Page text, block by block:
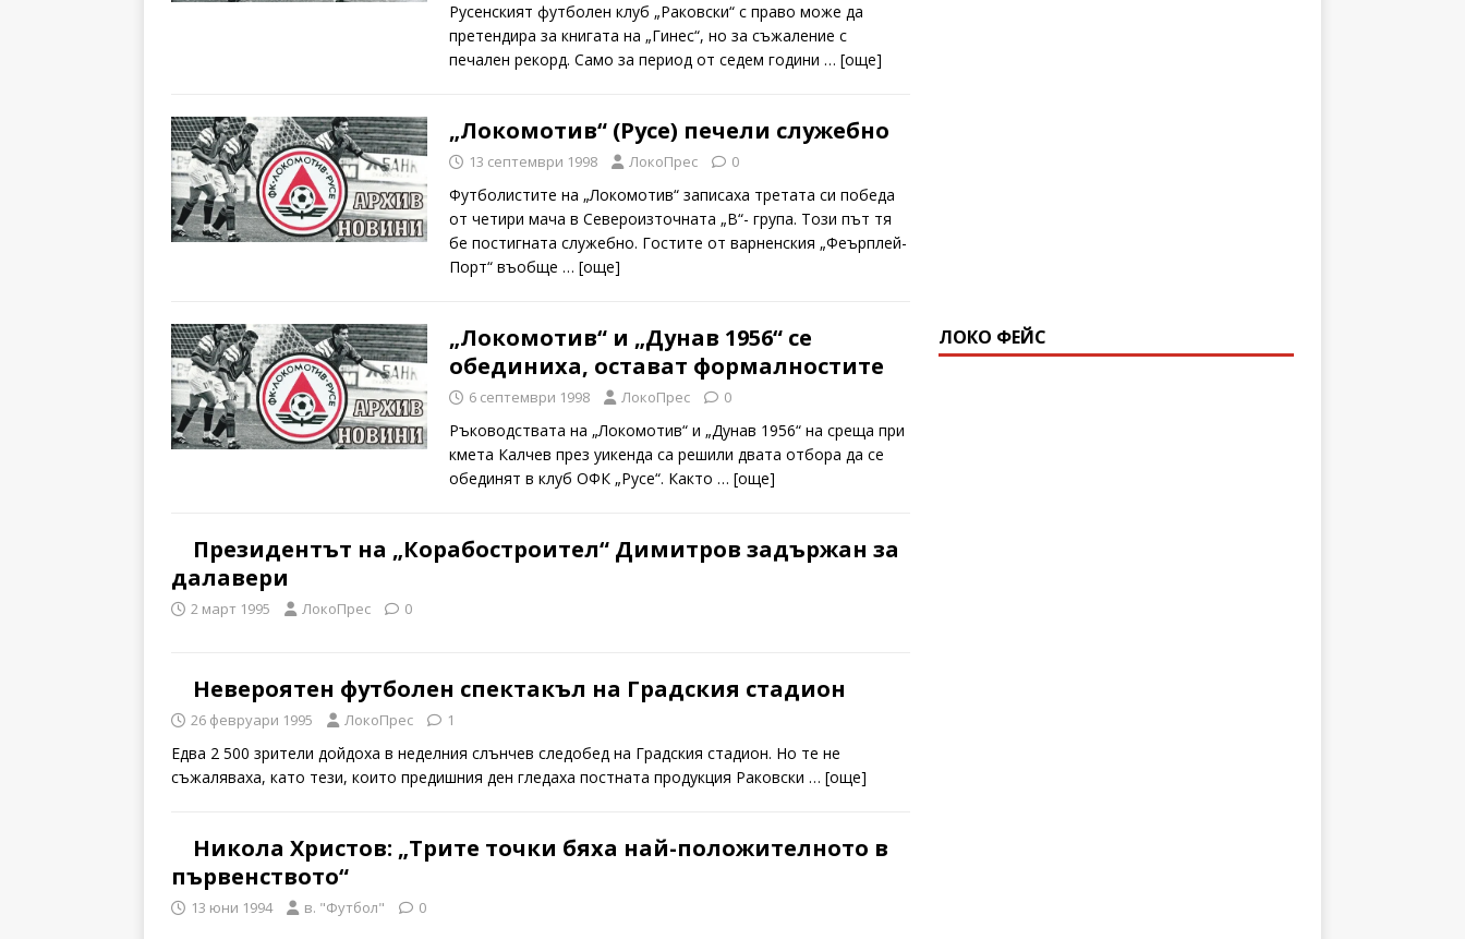
Русенският футболен клуб „Раковски“ с право може да
претендира за книгата на „Гинес“, но за съжаление с
печален рекорд. Само за период от седем години … [oще]
„Локомотив“ (Русе) печели служебно
13 септември 1998 ЛокоПрес 0
Футболистите на „Локомотив“ записаха третата си победа
от четири мача в Североизточната „В“- група. Този път тя
бе постигната служебно. Гостите от варненския „Феърплей-
Порт“ въобще … [oще]
„Локомотив“ и „Дунав 1956“ се
обединиха, остават формалностите
6 септември 1998 ЛокоПрес 0
Ръководствата на „Локомотив“ и „Дунав 1956“ на среща при
кмета Калчев през уикенда са решили двата отбора да се
обединят в клуб ОФК „Русе“. Както … [oще]
Президентът на „Корабостроител“ Димитров задържан за
далавери
2 март 1995 ЛокоПрес 0
Невероятен футболен спектакъл на Градския стадион
26 февруари 1995 ЛокоПрес 1
Едва 2 500 зрители дойдоха в неделния слънчев следобед на Градския стадион. Но те не
съжаляваха, като тези, които предишния ден гледаха постната продукция Раковски … [oще]
Никола Христов: „Трите точки бяха най-положителното в
първенството“
13 юни 1994 в. "Футбол" 0
ЛОКО ФЕЙС